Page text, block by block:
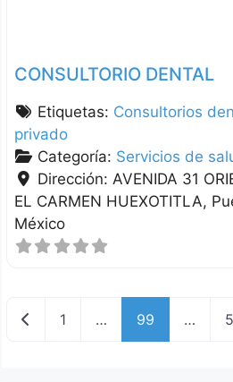
CONSULTORIO DENTAL
Etiquetas: Consultorios
privado
Categoría: Servicios de
Dirección: AVENIDA 31
EL CARMEN HUEXOTITLA
México
Nuevas entradas
1 … 99 …